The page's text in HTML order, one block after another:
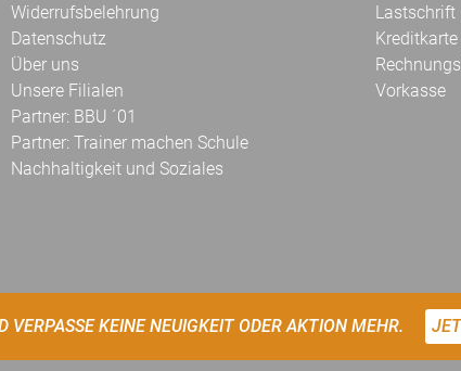
Widerrufsbelehrung
Datenschutz
Über uns
Unsere Filialen
Partner: BBU ´01
Partner: Trainer machen Schule
Nachhaltigkeit und Soziales
Lastschrift
Kreditkarte
Vorkasse
KEINE NEUIGKEIT ODER AKTION MEHR.